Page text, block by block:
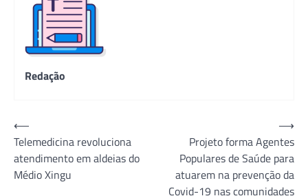
Redação
Navegação
de
Post
⟵
Telemedicina revoluciona
atendimento em aldeias do
Médio Xingu
Projeto forma Agentes
Populares de Saúde para
atuarem na prevenção da
Covid-19 nas comunidades
⟶